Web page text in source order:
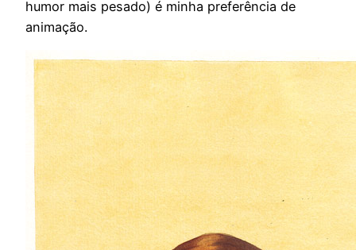
humor mais pesado) é minha preferência de
animação.